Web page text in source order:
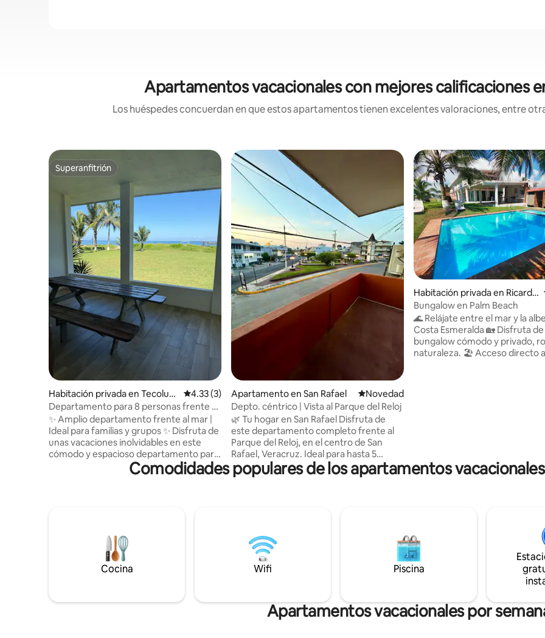
Apartamentos vacacionales con mejores calificaciones
Los huéspedes concuerdan en que estos apartamentos tienen excelentes valoraciones, entre
Superanfitrión
Superanfitrión
Habitación privada en Tecolutl
a
Calificación promedio: 4.33 de 5, 3 reseñas
4.33 (3)
Departamento para 8 personas frente al
mar.
✨ Amplio departamento frente al mar |
Ideal para familias y grupos ✨ Disfruta de
unas vacaciones inolvidables en este
cómodo y espacioso departamento para
hasta 8 personas, ubicado a pocos pasos
de la playa. Perfecto para familias o
para relajarse después de un día de sol y
mar. Podrás disfrutar de áreas comunes
ideales para convivir y descansar !
Apartamento en San Rafael Lugar para hospedarse
Novedad
Depto. céntrico | Vista al Parque del Reloj
🌿 Tu hogar en San Rafael Disfruta de
este departamento completo frente al
Parque del Reloj, en el centro de San
Rafael, Veracruz. Ideal para hasta 5
huéspedes, cuenta con una cama
matrimonial, una individual y un sofá
cafeterías, tiendas y servicios. ¡Te
esperamos para que te sientas como en
Habitación privada en Ricardo
Flores Magón
Bungalow en Palm Beach
🌊 Relájate entre el mar y la
Costa Esmeralda 🏡 Disfruta de un
bungalow cómodo y privado,
naturaleza. 🏖️ Acceso directo a la playa
Comodidades populares de los apartamentos
Cocina Wifi Piscina
Apartamentos vacacionales por